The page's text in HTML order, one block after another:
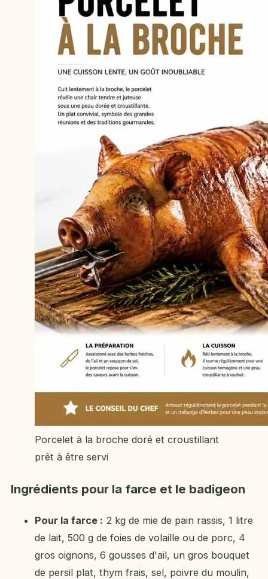
Porcelet à la broche doré et croustillant
prêt à être servi
Ingrédients pour la farce et le badigeon
Pour la farce : 2 kg de mie de pain rassis, 1 litre
de lait, 500 g de foies de volaille ou de porc, 4
gros oignons, 6 gousses d'ail, un gros bouquet
de persil plat, thym frais, sel, poivre du moulin,